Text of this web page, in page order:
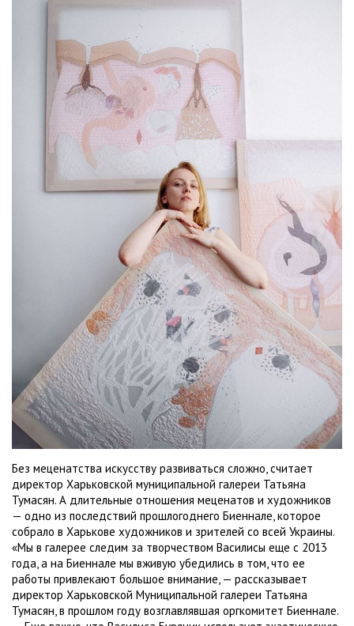
Без меценатства искусству развиваться сложно, считает
директор Харьковской муниципальной галереи Татьяна
Тумасян. А длительные отношения меценатов и художников
— одно из последствий прошлогоднего Биеннале, которое
собрало в Харькове художников и зрителей со всей Украины.
«Мы в галерее следим за творчеством Василисы еще с 2013
года, а на Биеннале мы вживую убедились в том, что ее
работы привлекают большое внимание, — рассказывает
директор Харьковской Муниципальной галереи Татьяна
Тумасян, в прошлом году возглавлявшая оргкомитет Биеннале.